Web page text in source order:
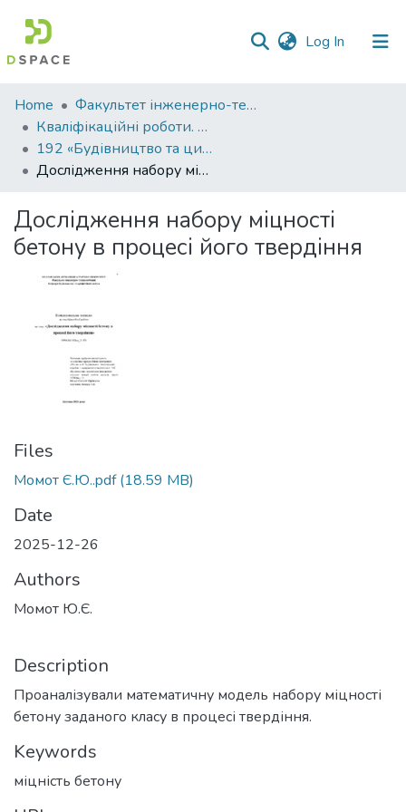
Log In (current)
Communities
&
Collections
All of DSpace
Statistics
Home
Факультет інженерно-технологічний
Кваліфікаційні роботи. Факультет інженерно-технологічний
192 «Будівництво та цивільна інженерія» - Магістри 2025-2026
Дослідження набору міцності бетону в процесі його твердіння
Дослідження набору міцності
бетону в процесі його твердіння
Files
Момот Є.Ю..pdf(18.59 MB)
Date
2025-12-26
Authors
Момот Ю.Є.
Description
Проаналізували математичну модель набору міцності
бетону заданого класу в процесі твердіння.
Keywords
міцність бетону